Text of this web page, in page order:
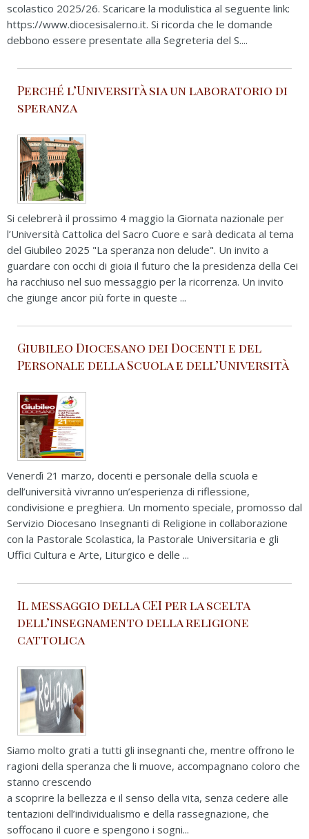
scolastico 2025/26. Scaricare la modulistica al seguente link:
https://www.diocesisalerno.it. Si ricorda che le domande
debbono essere presentate alla Segreteria del S....
Perché l’Università sia un laboratorio di
speranza
Si celebrerà il prossimo 4 maggio la Giornata nazionale per
l’Università Cattolica del Sacro Cuore e sarà dedicata al tema
del Giubileo 2025 "La speranza non delude". Un invito a
guardare con occhi di gioia il futuro che la presidenza della Cei
ha racchiuso nel suo messaggio per la ricorrenza. Un invito
che giunge ancor più forte in queste ...
Giubileo Diocesano dei Docenti e del
Personale della Scuola e dell’Università
Venerdì 21 marzo, docenti e personale della scuola e
dell’università vivranno un’esperienza di riflessione,
condivisione e preghiera. Un momento speciale, promosso dal
Servizio Diocesano Insegnanti di Religione in collaborazione
con la Pastorale Scolastica, la Pastorale Universitaria e gli
Uffici Cultura e Arte, Liturgico e delle ...
Il messaggio della CEI per la scelta
dell’insegnamento della religione
cattolica
Siamo molto grati a tutti gli insegnanti che, mentre offrono le
ragioni della speranza che li muove, accompagnano coloro che
stanno crescendo
a scoprire la bellezza e il senso della vita, senza cedere alle
tentazioni dell’individualismo e della rassegnazione, che
soffocano il cuore e spengono i sogni...